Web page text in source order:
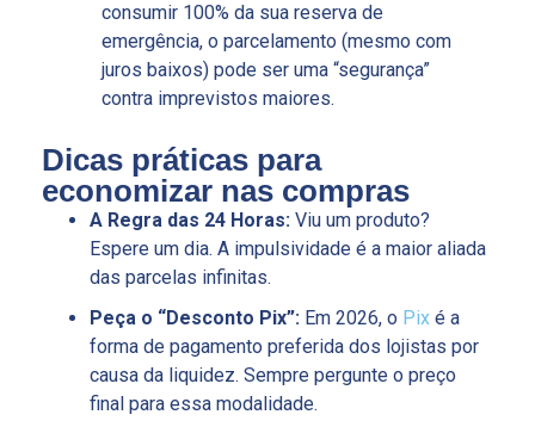
consumir 100% da sua reserva de
emergência, o parcelamento (mesmo com
juros baixos) pode ser uma “segurança”
contra imprevistos maiores.
Dicas práticas para
economizar nas compras
A Regra das 24 Horas: Viu um produto?
Espere um dia. A impulsividade é a maior aliada
das parcelas infinitas.
Peça o “Desconto Pix”: Em 2026, o Pix é a
forma de pagamento preferida dos lojistas por
causa da liquidez. Sempre pergunte o preço
final para essa modalidade.